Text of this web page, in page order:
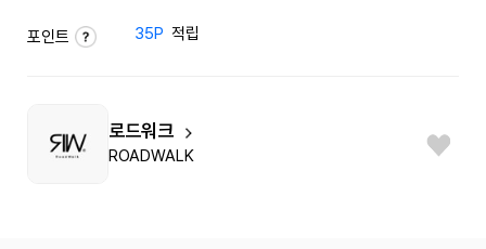
포인트 35P 적립
로드워크
ROADWALK